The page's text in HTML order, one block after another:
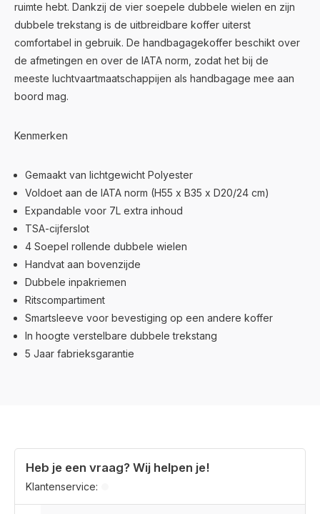
ruimte hebt. Dankzij de vier soepele dubbele wielen en zijn
dubbele trekstang is de uitbreidbare koffer uiterst
comfortabel in gebruik. De handbagagekoffer beschikt over
de afmetingen en over de IATA norm, zodat het bij de
meeste luchtvaartmaatschappijen als handbagage mee aan
boord mag.
Kenmerken
Gemaakt van lichtgewicht Polyester
Voldoet aan de IATA norm (H55 x B35 x D20/24 cm)
Expandable voor 7L extra inhoud
TSA-cijferslot
4 Soepel rollende dubbele wielen
Handvat aan bovenzijde
Dubbele inpakriemen
Ritscompartiment
Smartsleeve voor bevestiging op een andere koffer
In hoogte verstelbare dubbele trekstang
5 Jaar fabrieksgarantie
Heb je een vraag? Wij helpen je!
Klantenservice: